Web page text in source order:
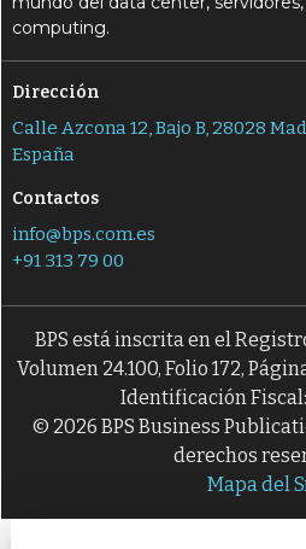
computing.
Dirección
Calle Azcona 12, Bajo B, 28028
España
Contactos
info@bps.com.es
+91 313 79 00
BPS está inscrita en el
Volumen 24.100, Folio 172,
Identificación
© 2026 BPS Business
derechos
Mapa del